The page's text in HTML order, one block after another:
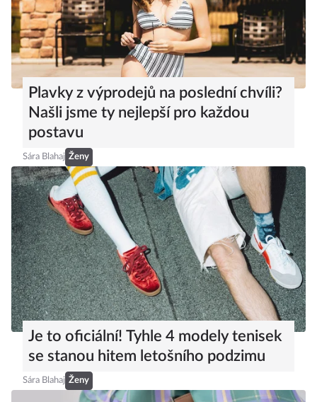
Plavky z výprodejů na poslední chvíli?
Našli jsme ty nejlepší pro každou
postavu
Sára Blahaj Ženy
Je to oficiální! Tyhle 4 modely tenisek
se stanou hitem letošního podzimu
Sára Blahaj Ženy